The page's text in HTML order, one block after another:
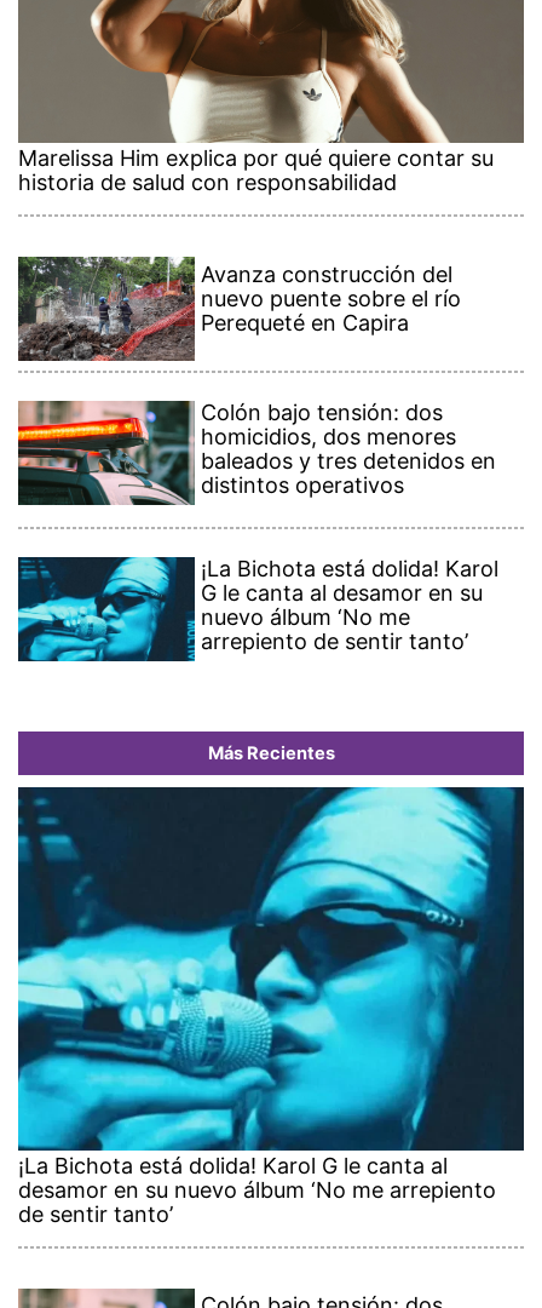
Marelissa Him explica por qué quiere contar su
historia de salud con responsabilidad
Avanza construcción del
nuevo puente sobre el río
Perequeté en Capira
Colón bajo tensión: dos
homicidios, dos menores
baleados y tres detenidos en
distintos operativos
¡La Bichota está dolida! Karol
G le canta al desamor en su
nuevo álbum ‘No me
arrepiento de sentir tanto’
Más Recientes
¡La Bichota está dolida! Karol G le canta al
desamor en su nuevo álbum ‘No me arrepiento
de sentir tanto’